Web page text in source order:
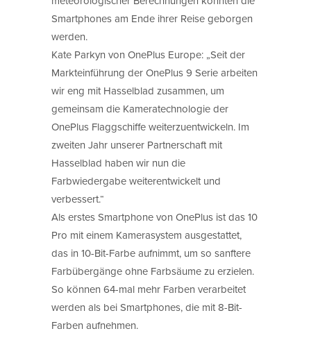
Smartphones am Ende ihrer Reise geborgen
werden.
Kate Parkyn von OnePlus Europe: „Seit der
Markteinführung der OnePlus 9 Serie arbeiten
wir eng mit Hasselblad zusammen, um
gemeinsam die Kameratechnologie der
OnePlus Flaggschiffe weiterzuentwickeln. Im
zweiten Jahr unserer Partnerschaft mit
Hasselblad haben wir nun die
Farbwiedergabe weiterentwickelt und
verbessert.“
Als erstes Smartphone von OnePlus ist das 10
Pro mit einem Kamerasystem ausgestattet,
das in 10-Bit-Farbe aufnimmt, um so sanftere
Farbübergänge ohne Farbsäume zu erzielen.
So können 64-mal mehr Farben verarbeitet
werden als bei Smartphones, die mit 8-Bit-
Farben aufnehmen.